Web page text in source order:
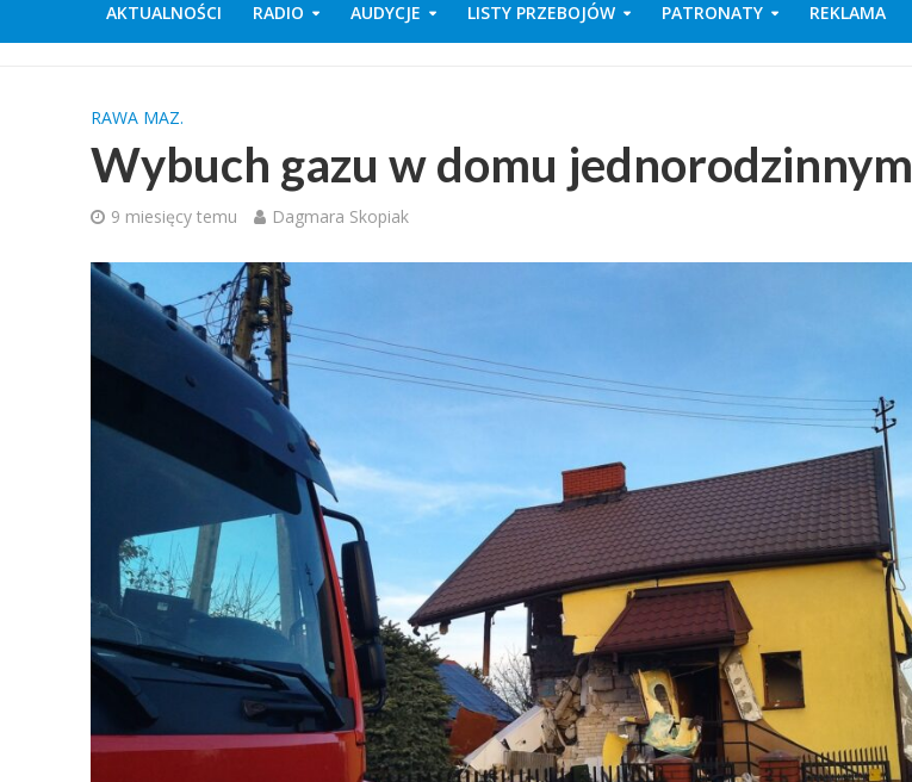
AKTUALNOŚCI RADIO AUDYCJE LISTY PRZEBOJÓW PATRONATY REKLAMA
RAWA MAZ.
Wybuch gazu w domu jednorodzinnym
9 miesięcy temu Dagmara Skopiak